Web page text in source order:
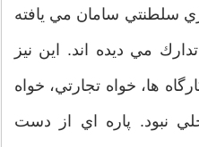
سلطنتي سامان مي يافته
مي ديده اند. اين نيز
ها، خواه تجارتي، خواه
نبود. پاره اي از دست